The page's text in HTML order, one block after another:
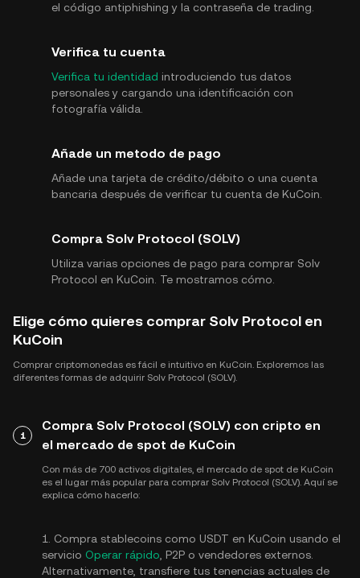
el código antiphishing y la contraseña de trading.
Verifica tu cuenta
Verifica tu identidad introduciendo tus datos
personales y cargando una identificación con
fotografía válida.
Añade un metodo de pago
Añade una tarjeta de crédito/débito o una cuenta
bancaria después de verificar tu cuenta de KuCoin.
Compra Solv Protocol (SOLV)
Utiliza varias opciones de pago para comprar Solv
Protocol en KuCoin. Te mostramos cómo.
Elige cómo quieres comprar Solv Protocol en
KuCoin
Comprar criptomonedas es fácil e intuitivo en KuCoin. Exploremos las
diferentes formas de adquirir Solv Protocol (SOLV).
1
Compra Solv Protocol (SOLV) con cripto en
el mercado de spot de KuCoin
Con más de 700 activos digitales, el mercado de spot de KuCoin
es el lugar más popular para comprar Solv Protocol (SOLV). Aquí se
explica cómo hacerlo:
1. Compra stablecoins como USDT en KuCoin usando el
servicio Operar rápido , P2P o vendedores externos.
Alternativamente, transfiere tus tenencias actuales de